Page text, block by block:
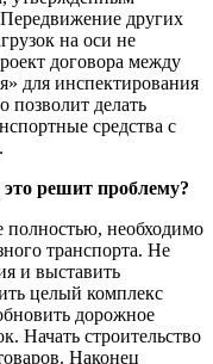
других
на оси не
договора между
для инспектирования
позволит делать
средства с
решит проблему?
полностью, необходимо
транспорта. Не
и выставить
целый комплекс
дорожное
Начать строительство
Наконец